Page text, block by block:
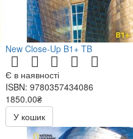
New Close-Up B1+ TB
Є в наявності
ISBN: 9780357434086
1850.00₴
У кошик